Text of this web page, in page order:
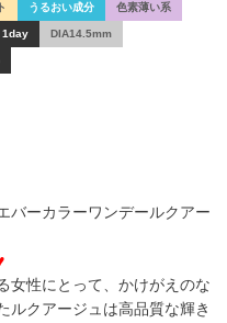
うるおい成分 色素薄い系
1day DIA14.5mm
バーカラーワンデールクアー
女性にとって、かけがえのな
ルクアージュは高品質な輝き